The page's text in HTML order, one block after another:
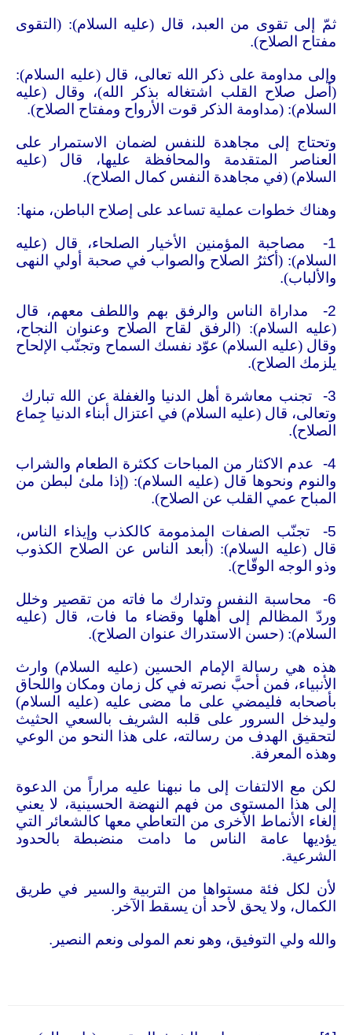
ثمّ إلى تقوى من العبد، قال (عليه السلام): (التقوى
مفتاح الصلاح).
وإلى مداومة على ذكر الله تعالى، قال (عليه السلام):
(أصل صلاح القلب اشتغاله بذكر الله)، وقال (عليه
السلام): (مداومة الذكر قوت الأرواح ومفتاح الصلاح).
وتحتاج إلى مجاهدة للنفس لضمان الاستمرار على
العناصر المتقدمة والمحافظة عليها، قال (عليه
السلام) (في مجاهدة النفس كمال الصلاح).
وهناك خطوات عملية تساعد على إصلاح الباطن، منها:
1-
مصاحبة المؤمنين الأخيار الصلحاء، قال (عليه
السلام): (أكثرُ الصلاح والصواب في صحبة أولي النهى
والألباب).
2-
مداراة الناس والرفق بهم واللطف معهم، قال
(عليه السلام): (الرفق لقاح الصلاح وعنوان النجاح،
وقال (عليه السلام) عوّد نفسك السماح وتجنّب الإلحاح
يلزمك الصلاح).
3-
تجنب معاشرة أهل الدنيا والغفلة عن الله تبارك
وتعالى، قال (عليه السلام) في اعتزال أبناء الدنيا جِماع
الصلاح).
4-
عدم الاكثار من المباحات ككثرة الطعام والشراب
والنوم ونحوها قال (عليه السلام): (إذا ملئ لبطن من
المباح عمي القلب عن الصلاح).
5-
تجنّب الصفات المذمومة كالكذب وإيذاء الناس،
قال (عليه السلام): (أبعد الناس عن الصلاح الكذوب
وذو الوجه الوقّاح).
6-
محاسبة النفس وتدارك ما فاته من تقصير وخلل
وردّ المظالم إلى أهلها وقضاء ما فات، قال (عليه
السلام): (حسن الاستدراك عنوان الصلاح).
هذه هي رسالة الإمام الحسين (عليه السلام) وارث
الأنبياء، فمن أحبَّ نصرته في كل زمان ومكان واللحاق
بأصحابه فليمضي على ما مضى عليه (عليه السلام)
وليدخل السرور على قلبه الشريف بالسعي الحثيث
لتحقيق الهدف من رسالته، على هذا النحو من الوعي
وهذه المعرفة.
لكن مع الالتفات إلى ما نبهنا عليه مراراً من الدعوة
إلى هذا المستوى من فهم النهضة الحسينية، لا يعني
إلغاء الأنماط الأخرى من التعاطي معها كالشعائر التي
يؤديها عامة الناس ما دامت منضبطة بالحدود
الشرعية.
لأن لكل فئة مستواها من التربية والسير في طريق
الكمال، ولا يحق لأحد أن يسقط الآخر .
والله ولي التوفيق، وهو نعم المولى ونعم النصير .